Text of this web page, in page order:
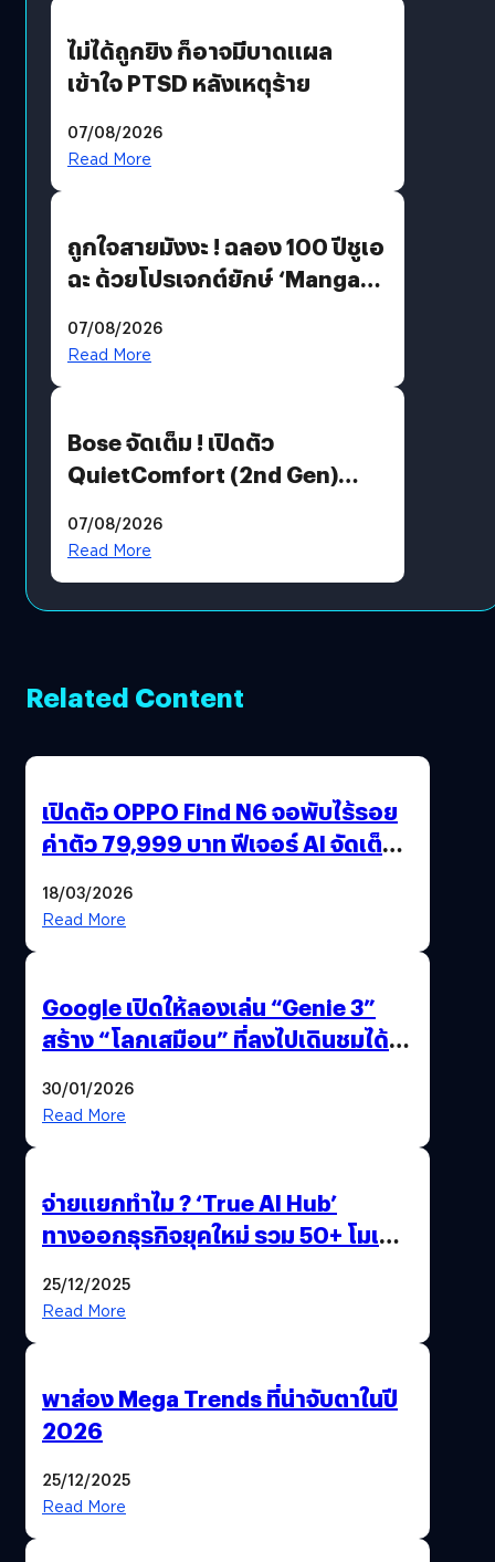
ไม่ได้ถูกยิง ก็อาจมีบาดแผล
เข้าใจ PTSD หลังเหตุร้าย
07/08/2026
Read More
ถูกใจสายมังงะ ! ฉลอง 100 ปีชูเอ
ฉะ ด้วยโปรเจกต์ยักษ์ ‘Manga
มีภาษาไทยด้วย
07/08/2026
Read More
Bose จัดเต็ม ! เปิดตัว
QuietComfort (2nd Gen)
07/08/2026
Read More
Related Content
เปิดตัว OPPO Find N6 จอพับไร้รอย
ค่าตัว 79,999 บาท ฟีเจอร์ AI จัดเต็ม
18/03/2026
Read More
Google เปิดให้ลองเล่น “Genie 3”
สร้าง “โลกเสมือน” ที่ลงไปเดินชมได้
30/01/2026
Read More
จ่ายแยกทำไม ? ‘True AI Hub’
ทางออกธุรกิจยุคใหม่ รวม 50+ โมเดล
25/12/2025
Read More
พาส่อง Mega Trends ที่น่าจับตาในปี
2026
25/12/2025
Read More